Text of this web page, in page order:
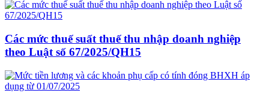
Các mức thuế suất thuế thu nhập doanh nghiệp
theo Luật số 67/2025/QH15